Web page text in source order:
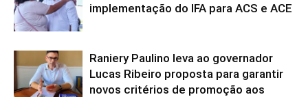
implementação do IFA para ACS e ACE
Raniery Paulino leva ao governador
Lucas Ribeiro proposta para garantir
novos critérios de promoção aos